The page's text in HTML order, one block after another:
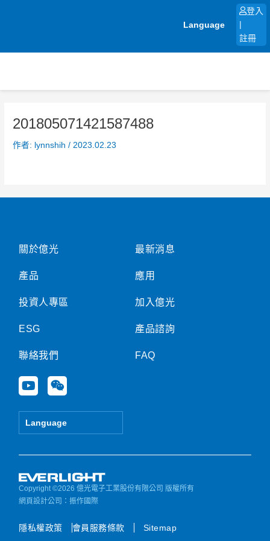
Language
登入
註冊
201805071421587488
作者: lynnshih/ 2023.02.23
關於億光
產品
投資人專區
ESG
聯絡我們
Y
o
u
e
W
e
i
Language
最新消息
應用
加入億光
產品諮詢
FAQ
Copyright ©2026 億光電子工業股份有限公司 版權所有
網頁設計公司 ：振作國際
隱私權政策 會員服務條款 Sitemap